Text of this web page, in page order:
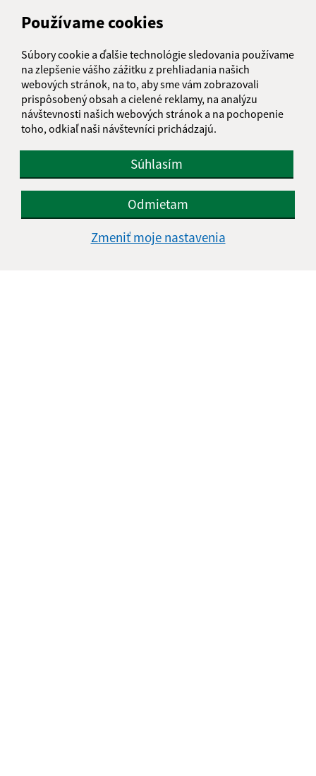
Používame cookies
Súbory cookie a ďalšie technológie sledovania používame
na zlepšenie vášho zážitku z prehliadania našich
webových stránok, na to, aby sme vám zobrazovali
prispôsobený obsah a cielené reklamy, na analýzu
návštevnosti našich webových stránok a na pochopenie
toho, odkiaľ naši návštevníci prichádzajú.
Súhlasím
Odmietam
Zmeniť moje nastavenia
info@trstany.sk
+421 55 696 53 26
IČO: 00324825